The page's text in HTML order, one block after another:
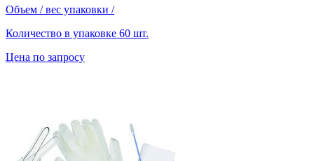
Объем / вес упаковки /
Количество в упаковке 60 шт.
Цена по запросу